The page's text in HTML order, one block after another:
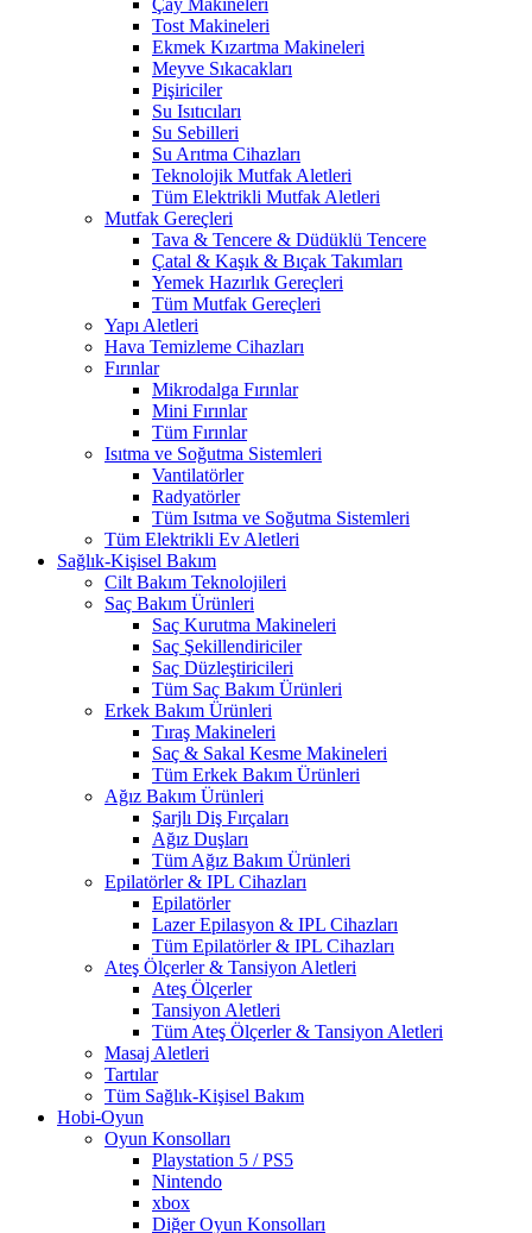
Çay Makineleri
Tost Makineleri
Ekmek Kızartma Makineleri
Meyve Sıkacakları
Pişiriciler
Su Isıtıcıları
Su Sebilleri
Su Arıtma Cihazları
Teknolojik Mutfak Aletleri
Tüm Elektrikli Mutfak Aletleri
Mutfak Gereçleri
Tava & Tencere & Düdüklü Tencere
Çatal & Kaşık & Bıçak Takımları
Yemek Hazırlık Gereçleri
Tüm Mutfak Gereçleri
Yapı Aletleri
Hava Temizleme Cihazları
Fırınlar
Mikrodalga Fırınlar
Mini Fırınlar
Tüm Fırınlar
Isıtma ve Soğutma Sistemleri
Vantilatörler
Radyatörler
Tüm Isıtma ve Soğutma Sistemleri
Tüm Elektrikli Ev Aletleri
Sağlık-Kişisel Bakım
Cilt Bakım Teknolojileri
Saç Bakım Ürünleri
Saç Kurutma Makineleri
Saç Şekillendiriciler
Saç Düzleştiricileri
Tüm Saç Bakım Ürünleri
Erkek Bakım Ürünleri
Tıraş Makineleri
Saç & Sakal Kesme Makineleri
Tüm Erkek Bakım Ürünleri
Ağız Bakım Ürünleri
Şarjlı Diş Fırçaları
Ağız Duşları
Tüm Ağız Bakım Ürünleri
Epilatörler & IPL Cihazları
Epilatörler
Lazer Epilasyon & IPL Cihazları
Tüm Epilatörler & IPL Cihazları
Ateş Ölçerler & Tansiyon Aletleri
Ateş Ölçerler
Tansiyon Aletleri
Tüm Ateş Ölçerler & Tansiyon Aletleri
Masaj Aletleri
Tartılar
Tüm Sağlık-Kişisel Bakım
Hobi-Oyun
Oyun Konsolları
Playstation 5 / PS5
Nintendo
xbox
Diğer Oyun Konsolları